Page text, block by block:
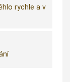
rychle a v